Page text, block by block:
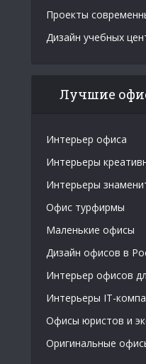
Проекты
Дизайн учебных
Лучшие
Интерьер офиса
Интерьеры
Интерьеры
Офис турфирмы
Маленькие офисы
Дизайн офисов в
Интерьер офисов
Интерьеры IT-
Офисы юристов и
Оригинальные